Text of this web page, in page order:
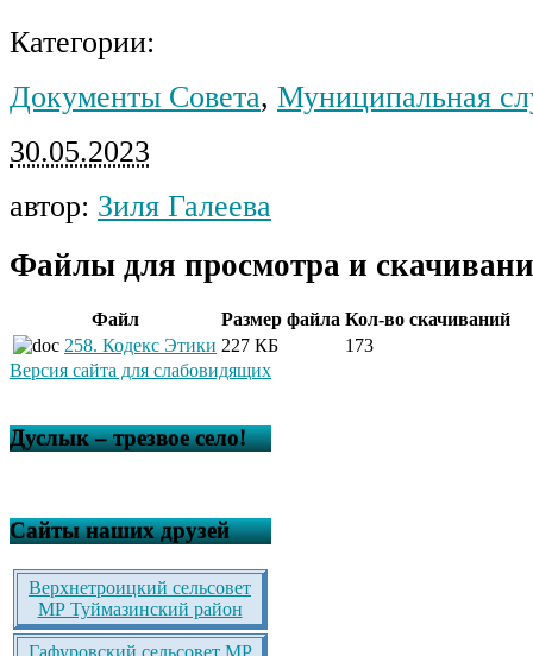
Категории:
Документы Совета, Муниципальная
30.05.2023
автор: Зиля Галеева
Файлы для просмотра и
Файл Размер файла Кол-во скачиваний
258. Кодекс Этики 227 КБ
173
Версия сайта для слабовидящих
Дуслык – трезвое село!
Сайты наших друзей
Верхнетроицкий сельсовет
МР Туймазинский район